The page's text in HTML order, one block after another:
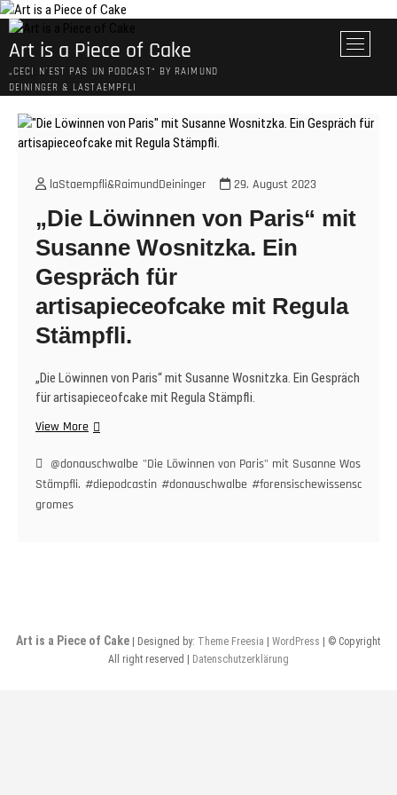
Skip
to
content
Art is a Piece of Cake
„CECI N´EST PAS UN PODCAST“ BY RAIMUND
DEININGER & LASTAEMPFLI
M
e
u
B
n
laStaempfli&RaimundDeininger 29. August 2023
„Die Löwinnen von Paris“ mit
Susanne Wosnitzka. Ein
Gespräch für
artisapieceofcake mit Regula
Stämpfli.
„Die Löwinnen von Paris“ mit Susanne Wosnitzka. Ein Gespräch
für artisapieceofcake mit Regula Stämpfli.
View More„Die
von
Paris“
Regula
Stämpfli.
@donauschwalbe "Die Löwinnen von Paris" mit Susanne
Stämpfli. #diepodcastin #donauschwalbe
gromes
Art is a Piece of Cake | Designed by: Theme Freesia |WordPress
| © Copyright
All right reserved |
Datenschutzerklärung